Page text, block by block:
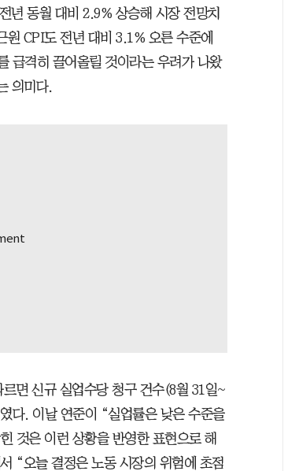
년 동월 대비 2.9% 상승해 시장 전망치
CPI도 전년 대비 3.1% 오른 수준에
급격히 끌어올릴 것이라는 우려가 나왔
의미다.
면 신규 실업수당 청구 건수(8월 31일~
다. 이날 연준이 “실업률은 낮은 수준을
것은 이런 상황을 반영한 표현으로 해
“오늘 결정은 노동 시장의 위험에 초점